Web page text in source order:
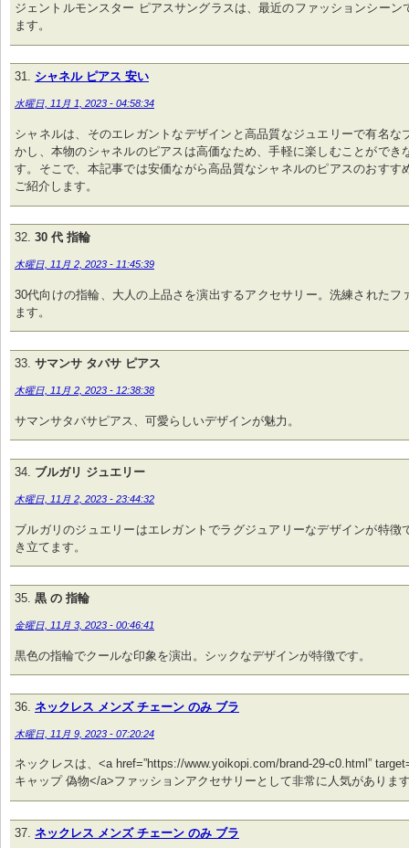
ジェントルモンスター ピアスサングラスは、最近のファッションシーン
ます。
シャネル ピアス 安い
水曜日, 11月 1, 2023 - 04:58:34
シャネルは、そのエレガントなデザインと高品質なジュエリーで有名な
かし、本物のシャネルのピアスは高価なため、手軽に楽しむことができ
す。そこで、本記事では安価ながら高品質なシャネルのピアスのおすす
ご紹介します。
30 代 指輪
木曜日, 11月 2, 2023 - 11:45:39
30代向けの指輪、大人の上品さを演出するアクセサリー。洗練されたフ
ます。
サマンサ タバサ ピアス
木曜日, 11月 2, 2023 - 12:38:38
サマンサタバサピアス、可愛らしいデザインが魅力。
ブルガリ ジュエリー
木曜日, 11月 2, 2023 - 23:44:32
ブルガリのジュエリーはエレガントでラグジュアリーなデザインが特徴
き立てます。
黒 の 指輪
金曜日, 11月 3, 2023 - 00:46:41
黒色の指輪でクールな印象を演出。シックなデザインが特徴です。
ネックレス メンズ チェーン のみ ブラ
木曜日, 11月 9, 2023 - 07:20:24
ネックレスは、<a href=”https://www.yoikopi.com/brand-29-c0.html”
キャップ 偽物</a>ファッションアクセサリーとして非常に人気がありま
ネックレス メンズ チェーン のみ ブラ